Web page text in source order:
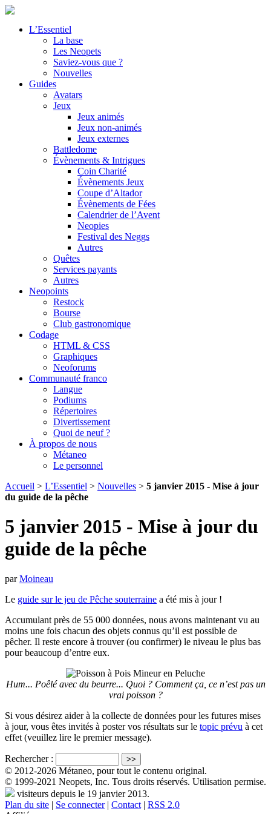
L’Essentiel
La base
Les Neopets
Saviez-vous que ?
Nouvelles
Guides
Avatars
Jeux
Jeux animés
Jeux non-animés
Jeux externes
Battledome
Évènements & Intrigues
Coin Charité
Évènements Jeux
Coupe d’Altador
Évènements de Fées
Calendrier de l’Avent
Neopies
Festival des Neggs
Autres
Quêtes
Services payants
Autres
Neopoints
Restock
Bourse
Club gastronomique
Codage
HTML & CSS
Graphiques
Neoforums
Communauté franco
Langue
Podiums
Répertoires
Divertissement
Quoi de neuf ?
À propos de nous
Métaneo
Le personnel
Accueil > L’Essentiel > Nouvelles > 5 janvier 2015 - Mise à jour
du guide de la pêche
5 janvier 2015 - Mise à jour du
guide de la pêche
parMoineau
Le guide sur le jeu de Pêche souterraine a été mis à jour !
Accumulant près de 55 000 données, nous avons maintenant vu au
moins une fois chacun des objets connus qu’il est possible de
pêcher. Il reste encore à trouver (ou confirmer) le niveau le plus bas
pour beaucoup d’entre eux.
Hum... Poêlé avec du beurre... Quoi ? Comment ça, ce n’est pas un
vrai poisson ?
Si vous désirez aider à la collecte de données pour les futures mises
à jour, vous êtes invités à poster vos résultats sur le topic prévu à cet
effet (veuillez lire le premier message).
Rechercher :
© 2012-2026 Métaneo, pour tout le contenu original.
© 1999-2021 Neopets, Inc. Tous droits réservés. Utilisation permise.
visiteurs depuis le 19 janvier 2013.
Plan du site | Se connecter| Contact | RSS 2.0